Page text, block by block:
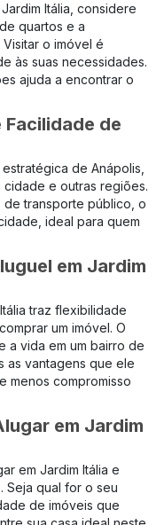
Itália, considere
quartos e a
o imóvel é
às suas necessidades.
ajuda a encontrar o
de
de Anápolis,
e outras regiões.
transporte público, o
ideal para quem
em Jardim
traz flexibilidade
um imóvel. O
a vida em um bairro de
as vantagens que ele
menos compromisso
em Jardim
em Jardim Itália e
Seja qual for o seu
de imóveis que